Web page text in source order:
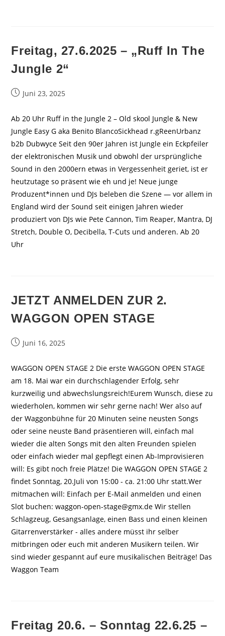
Freitag, 27.6.2025 – „Ruff In The
Jungle 2“
BeitragJuni 23, 2025
Ab 20 Uhr Ruff in the Jungle 2 – Old skool Jungle & New
Jungle Easy G aka Benito BlancoSickhead r.gReenUrbanz
b2b Dubwyce Seit den 90er Jahren ist Jungle ein Eckpfeiler
der elektronischen Musik und obwohl der ursprüngliche
Sound in den 2000ern etwas in Vergessenheit geriet, ist er
heutzutage so präsent wie eh und je! Neue junge
Produzent*innen und DJs beleben die Szene — vor allem in
England wird der Sound seit einigen Jahren wieder
produziert von DJs wie Pete Cannon, Tim Reaper, Mantra, DJ
Stretch, Double O, Decibella, T-Cuts und anderen. Ab 20
Uhr
JETZT ANMELDEN ZUR 2.
WAGGON OPEN STAGE
BeitragJuni 16, 2025
WAGGON OPEN STAGE 2 Die erste WAGGON OPEN STAGE
am 18. Mai war ein durchschlagender Erfolg, sehr
kurzweilig und abwechslungsreich!Eurem Wunsch, diese zu
wiederholen, kommen wir sehr gerne nach! Wer also auf
der Waggonbühne für 20 Minuten seine neusten Songs
oder seine neuste Band präsentieren will, einfach mal
wieder die alten Songs mit den alten Freunden spielen
oder einfach wieder mal gepflegt einen Ab-Improvisieren
will: Es gibt noch freie Plätze! Die WAGGON OPEN STAGE 2
findet Sonntag, 20.Juli von 15:00 - ca. 21:00 Uhr statt.Wer
mitmachen will: Einfach per E-Mail anmelden und einen
Slot buchen: waggon-open-stage@gmx.de Wir stellen
Schlagzeug, Gesangsanlage, einen Bass und einen kleinen
Gitarrenverstärker - alles andere müsst ihr selber
mitbringen oder euch mit anderen Musikern teilen. Wir
sind wieder gespannt auf eure musikalischen Beiträge! Das
Waggon Team
Freitag 20.6. – Sonntag 22.6.25 –